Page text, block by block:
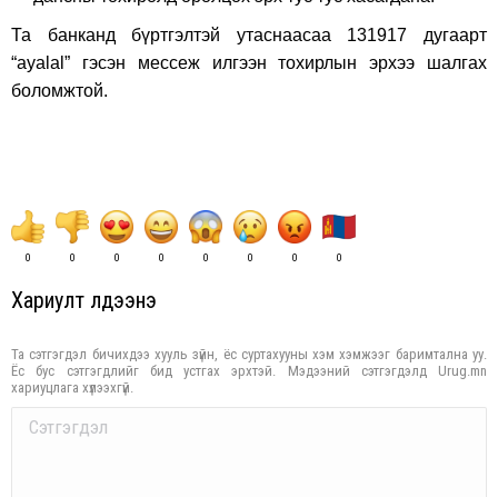
Та банканд бүртгэлтэй утаснаасаа 131917 дугаарт
“ayalal” гэсэн мессеж илгээн тохирлын эрхээ шалгах
боломжтой.
0 0 0 0 0 0 0 0
Хариулт үлдээнэ үү
Та сэтгэгдэл бичихдээ хууль зүйн, ёс суртахууны хэм хэмжээг баримтална уу.
Ёс бус сэтгэгдлийг бид устгах эрхтэй. Мэдээний сэтгэгдэлд Urug.mn
хариуцлага хүлээхгүй.
Comment